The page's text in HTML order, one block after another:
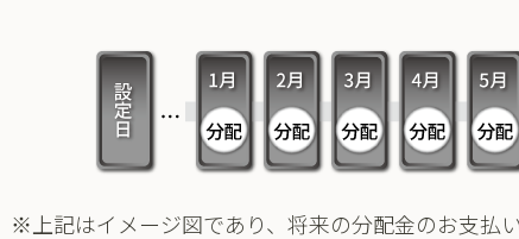
※上記はイメージ図であり、将来の分配金のお支払